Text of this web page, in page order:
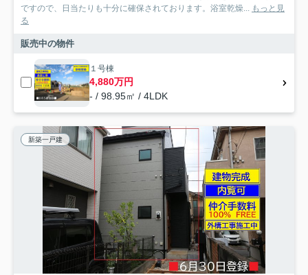
ですので、日当たりも十分に確保されております。浴室乾燥...
もっと見
る
販売中の物件
１号棟
4,880万円
- / 98.95㎡ / 4LDK
新築一戸建